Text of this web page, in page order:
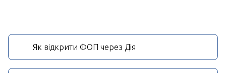
Як відкрити ФОП через Дія